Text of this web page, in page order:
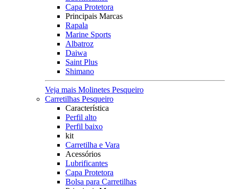
Capa Protetora
Principais Marcas
Rapala
Marine Sports
Albatroz
Daiwa
Saint Plus
Shimano
Veja mais Molinetes Pesqueiro
Carretilhas Pesqueiro
Característica
Perfil alto
Perfil baixo
kit
Carretilha e Vara
Acessórios
Lubrificantes
Capa Protetora
Bolsa para Carretilhas